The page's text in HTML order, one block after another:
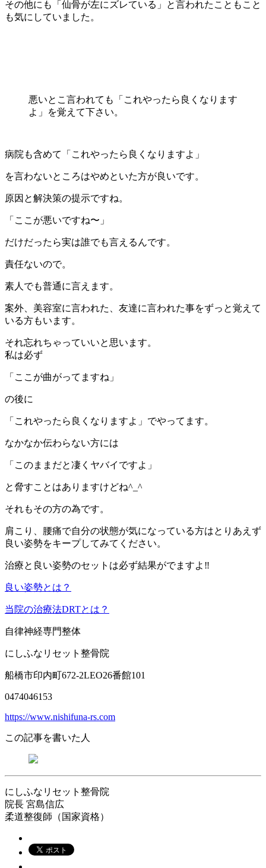
その他にも「仙骨が左にズレている」と言われたこともこと
も気にしていました。
悪いとこ言われても「これやったら良くなります
よ」を覚えて下さい。
病院も含めて「これやったら良くなりますよ」
を言わないところはやめといた方が良いです。
原因と解決策の提示ですね。
「ここが悪いですね〜」
だけだったら実は誰でも言えるんです。
責任ないので。
素人でも普通に言えます。
案外、美容室に言われた、友達に言われた事をずっと覚えて
いる方もいます。
それ忘れちゃっていいと思います。
私は必ず
「ここが曲がってますね」
の後に
「これやったら良くなりますよ」でやってます。
なかなか伝わらない方には
「このままだと凄くヤバイですよ」
と脅すことはありますけどね^_^
それもその方の為です。
肩こり、腰痛で自分の状態が気になっている方はとりあえず
良い姿勢をキープしてみてください。
治療と良い姿勢のセットは必ず結果がでますよ‼️
良い姿勢とは？
当院の治療法DRTとは？
自律神経専門整体
にしふなリセット整骨院
船橋市印内町672-2LEO26番館101
0474046153
https://www.nishifuna-rs.com
この記事を書いた人
にしふなリセット整骨院
院長 宮島信広
柔道整復師（国家資格）